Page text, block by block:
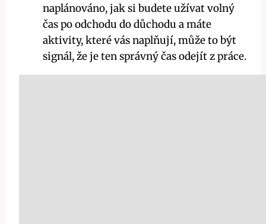
naplánováno, jak si budete užívat volný
čas po odchodu do důchodu a máte
aktivity, které vás naplňují, může to být
signál, že je ten správný čas odejít z práce.